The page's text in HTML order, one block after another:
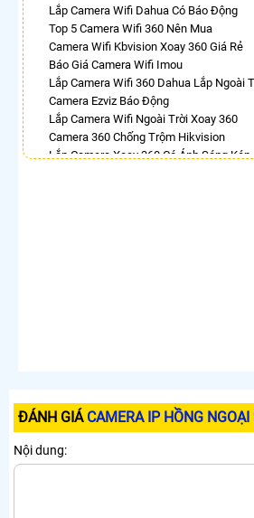
Lắp Camera Wifi Dahua Có Báo Động
Top 5 Camera Wifi 360 Nên Mua
Camera Wifi Kbvision Xoay 360 Giá Rẻ
Báo Giá Camera Wifi Imou
Lắp Camera Wifi 360 Dahua Lắp Ngoài
Camera Ezviz Báo Động
Lắp Camera Wifi Ngoài Trời Xoay 360
Camera 360 Chống Trộm Hikvision
Lắp Camera Xoay 360 Có Ánh Sáng Kép
Lắp Camera Công Trình Giá Rẻ
ĐÁNH GIÁ CAMERA IP HỒNG
Nội dung: